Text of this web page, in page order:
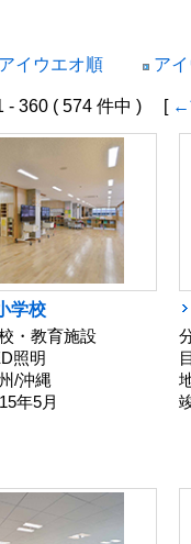
アイウエオ順 ア
- 360 ( 574 件中 ) [ ←
学校
・教育施設
照明
/沖縄
年5月